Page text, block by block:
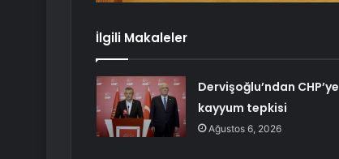
İlgili Makaleler
Dervişoğlu’ndan CHP’ye
kayyum tepkisi
Ağustos 6, 2026